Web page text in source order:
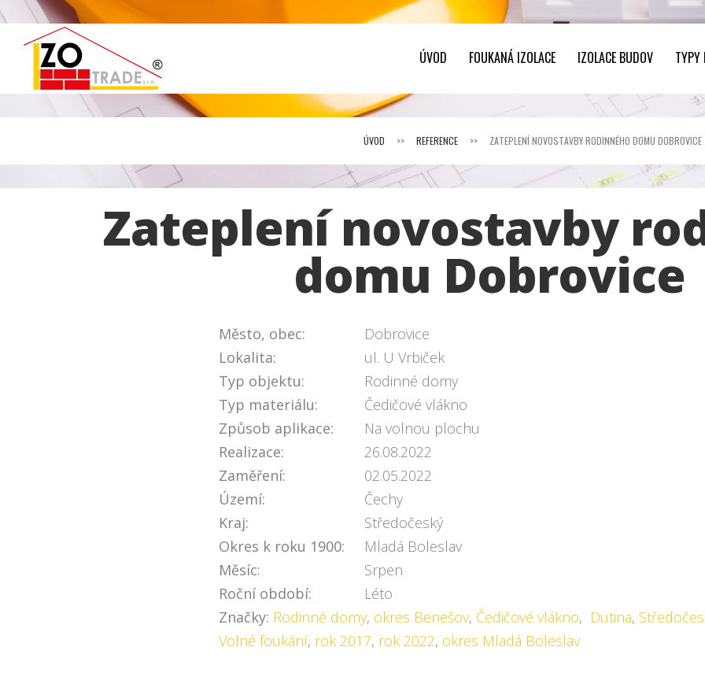
ÚVOD FOUKANÁ IZOLACE IZOLACE BUDOV TYPY
ÚVOD >> REFERENCE >> ZATEPLENÍ NOVOSTAVBY RODINNÉHO DOMU DOBROVICE
Zateplení novostavby
domu Dobrovice
Město, obec:
Dobrovice
Lokalita:
ul. U Vrbiček
Typ objektu:
Rodinné domy
Typ materiálu:
Čedičové vlákno
Způsob aplikace:
Na volnou plochu
Realizace:
26.08.2022
Zaměření:
02.05.2022
Území:
Čechy
Kraj:
Středočeský
Okres k roku 1900:
Mladá Boleslav
Měsíc:
Srpen
Roční období:
Léto
Značky: Rodinné domy, okres Benešov, Čedičové vlákno, Dutina,
Volné foukání, rok 2017, rok 2022, okres Mladá Boleslav